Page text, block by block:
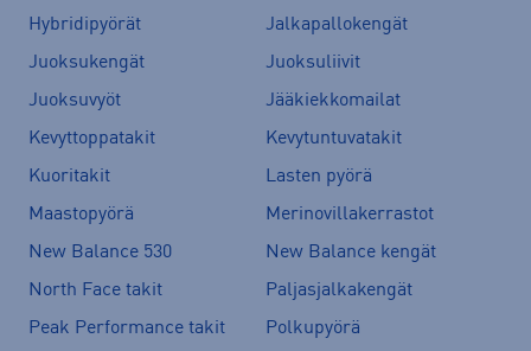
Hybridipyörät
Jalkapallokengät
Juoksukengät
Juoksuliivit
Juoksuvyöt
Jääkiekkomailat
Kevyttoppatakit
Kevytuntuvatakit
Kuoritakit
Lasten pyörä
Maastopyörä
Merinovillakerrastot
New Balance 530
New Balance kengät
North Face takit
Paljasjalkakengät
Peak Performance takit
Polkupyörä